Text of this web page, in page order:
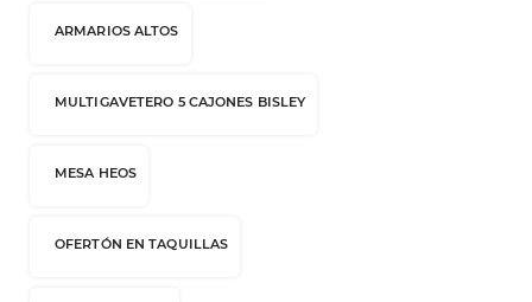
ARMARIOS ALTOS
MULTIGAVETERO 5 CAJONES BISLEY
MESA HEOS
OFERTÓN EN TAQUILLAS